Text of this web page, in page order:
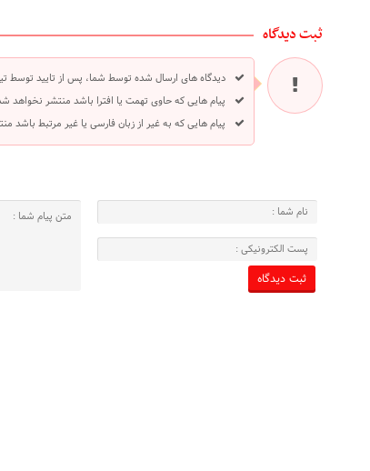
ثبت دیدگاه
دیدگاه های ارسال شده توسط شما، پس از تایید توسط
پیام هایی که حاوی تهمت یا افترا باشد منتشر نخواهد
پیام هایی که به غیر از زبان فارسی یا غیر مرتبط باشد